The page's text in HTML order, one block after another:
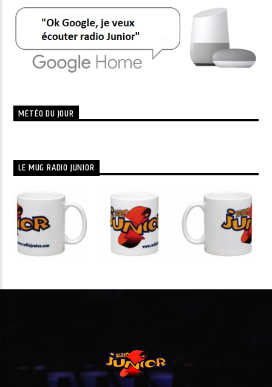
MÉTÉO DU JOUR
LE MUG RADIO JUNIOR